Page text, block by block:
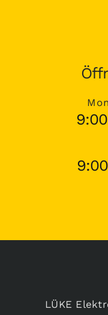
LÜKE